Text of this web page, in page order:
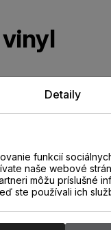
odrezaním
s výškou
Detaily
funkcií
naše webové
môžu príslušné
ste používali ich